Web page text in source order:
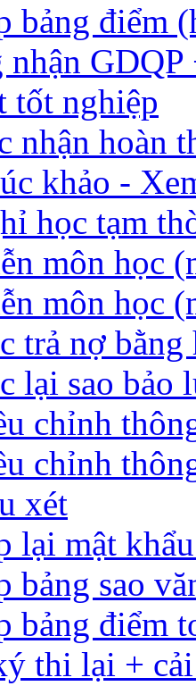
bảng điểm
nhận
tốt nghiệp
nhận hoàn
khảo -
học tạm
môn học
môn học
trả nợ
lại sao bảo
chỉnh
chỉnh
xét
lại mật
bảng sao
bảng điểm
thi lại +